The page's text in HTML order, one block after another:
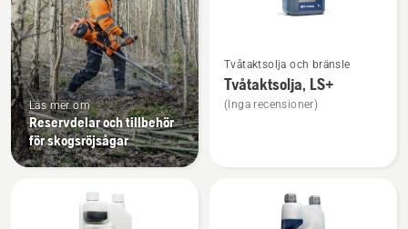
Läs mer om
Reservdelar och tillbehör
för skogsröjsågar
mer
information
om
Tvåtaktsolja och bränsle
Tvåtaktsolja, LS+
(Inga recensioner)